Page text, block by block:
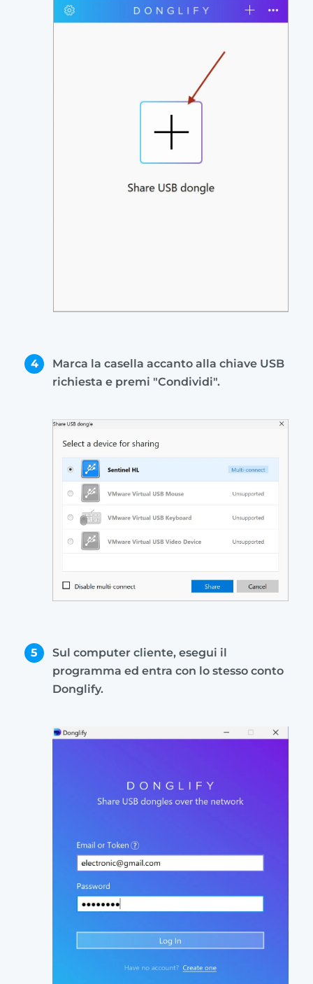
4
Marca la casella accanto alla chiave USB
richiesta e premi "Condividi".
5
Sul computer cliente, esegui il
programma ed entra con lo stesso conto
Donglify.